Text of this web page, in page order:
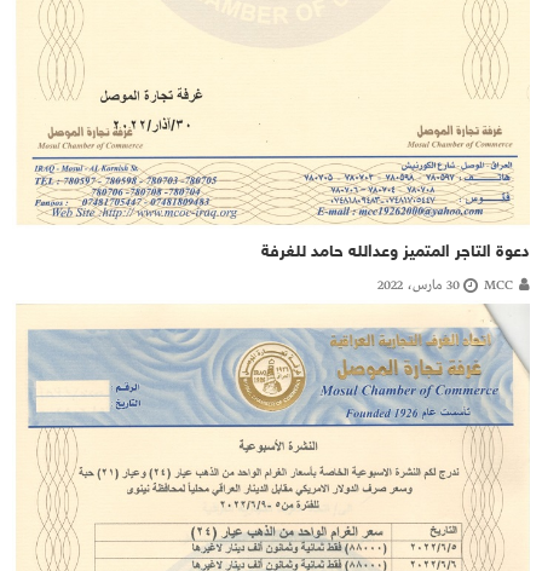
دعوة التاجر المتميز وعدالله حامد للغرفة
MCC 30 مارس، 2022